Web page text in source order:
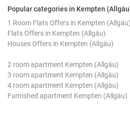
Popular categories in Kempten
1 Room Flats Offers in Kempten (Allgäu)
Flats Offers in Kempten (Allgäu)
Houses Offers in Kempten (Allgäu)
2 room apartment Kempten (Allgäu)
3 room apartment Kempten (Allgäu)
4 room apartment Kempten (Allgäu)
Furnished apartment Kempten (Allgäu)